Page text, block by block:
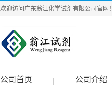
欢迎访问广东翁江化学试剂有限公司官网！
公司首页 公司介绍